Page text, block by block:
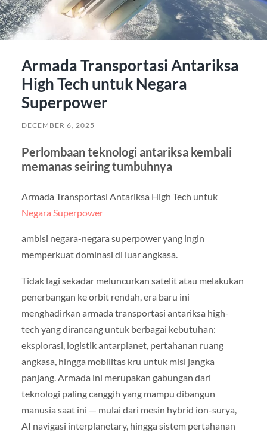
Armada Transportasi Antariksa
High Tech untuk Negara
Superpower
DECEMBER 6, 2025
Perlombaan teknologi antariksa kembali
memanas seiring tumbuhnya
Armada Transportasi Antariksa High Tech untuk
Negara Superpower
ambisi negara-negara superpower yang ingin
memperkuat dominasi di luar angkasa.
Tidak lagi sekadar meluncurkan satelit atau melakukan
penerbangan ke orbit rendah, era baru ini
menghadirkan armada transportasi antariksa high-
tech yang dirancang untuk berbagai kebutuhan:
eksplorasi, logistik antarplanet, pertahanan ruang
angkasa, hingga mobilitas kru untuk misi jangka
panjang. Armada ini merupakan gabungan dari
teknologi paling canggih yang mampu dibangun
manusia saat ini — mulai dari mesin hybrid ion-surya,
AI navigasi interplanetary, hingga sistem pertahanan